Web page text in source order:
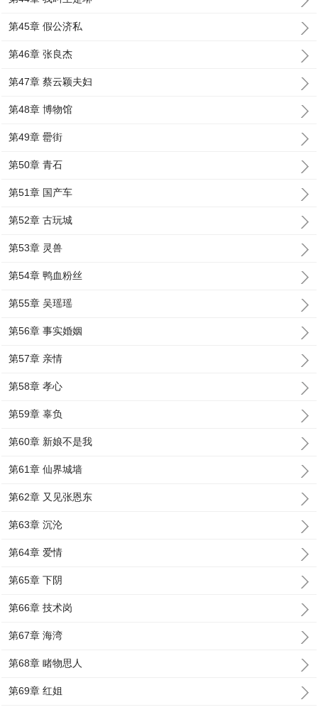
第45章 假公济私
第46章 张良杰
第47章 蔡云颖夫妇
第48章 博物馆
第49章 罍街
第50章 青石
第51章 国产车
第52章 古玩城
第53章 灵兽
第54章 鸭血粉丝
第55章 吴瑶瑶
第56章 事实婚姻
第57章 亲情
第58章 孝心
第59章 辜负
第60章 新娘不是我
第61章 仙界城墙
第62章 又见张恩东
第63章 沉沦
第64章 爱情
第65章 下阴
第66章 技术岗
第67章 海湾
第68章 睹物思人
第69章 红姐